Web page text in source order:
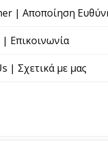
| Αποποίηση
Επικοινωνία
| Σχετικά με μας